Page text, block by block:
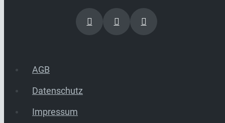
AGB
Datenschutz
Impressum